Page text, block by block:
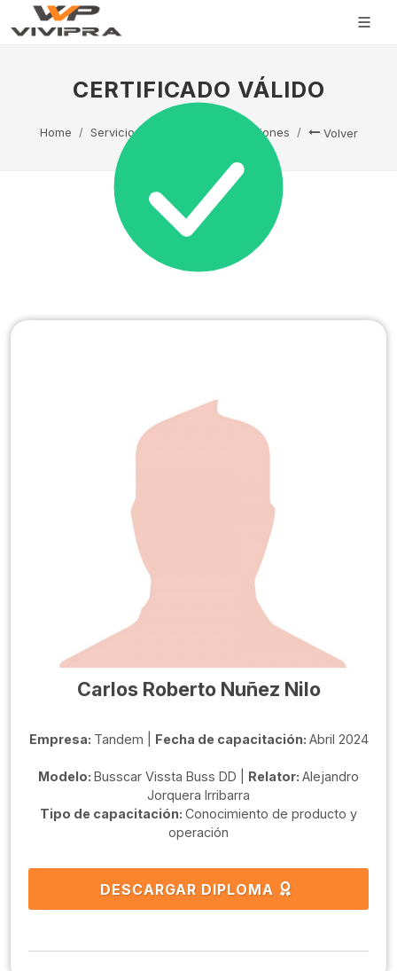
CERTIFICADO VÁLIDO
Home Servicio Técnico Capacitaciones Volver
Carlos Roberto Nuñez Nilo
Empresa: Tandem | Fecha de capacitación: Abril 2024
Modelo: Busscar Vissta Buss DD | Relator: Alejandro
Jorquera Irribarra
Tipo de capacitación: Conocimiento de producto y
operación
DESCARGAR DIPLOMA